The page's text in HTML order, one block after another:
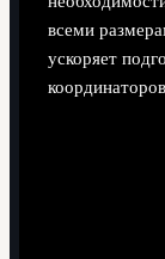
всеми
ускоряет